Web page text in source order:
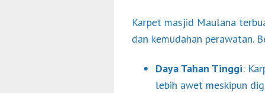
Karpet masjid Maulana
dan kemudahan perawatan.
Daya Tahan Tinggi:
lebih awet meskipun